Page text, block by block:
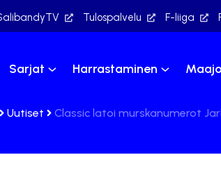
Tulospalvelu F-liiga
Sarjat Harrastaminen
Uutiset Classic latoi murskanumerot